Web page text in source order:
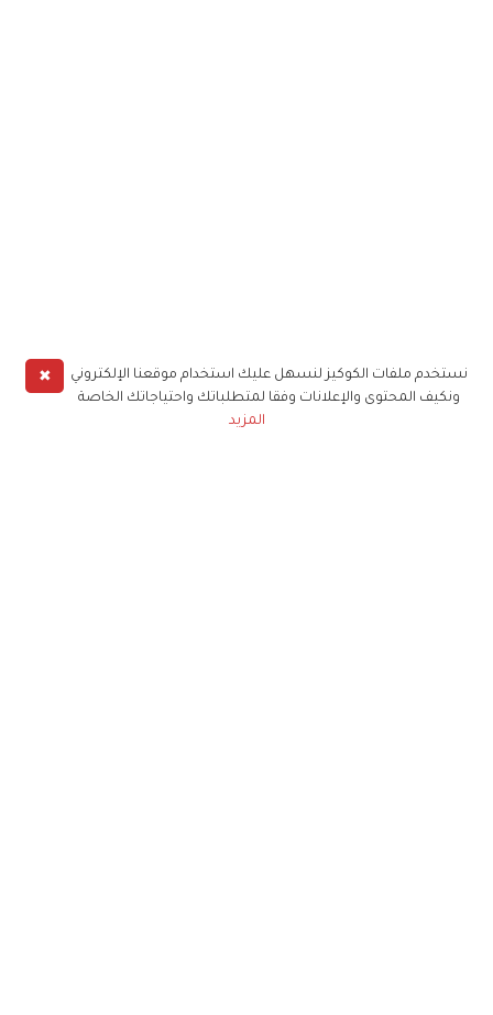
✖
نستخدم ملفات الكوكيز لنسهل عليك استخدام موقعنا الإلكتروني
ونكيف المحتوى والإعلانات وفقا لمتطلباتك واحتياجاتك الخاصة
المزيد